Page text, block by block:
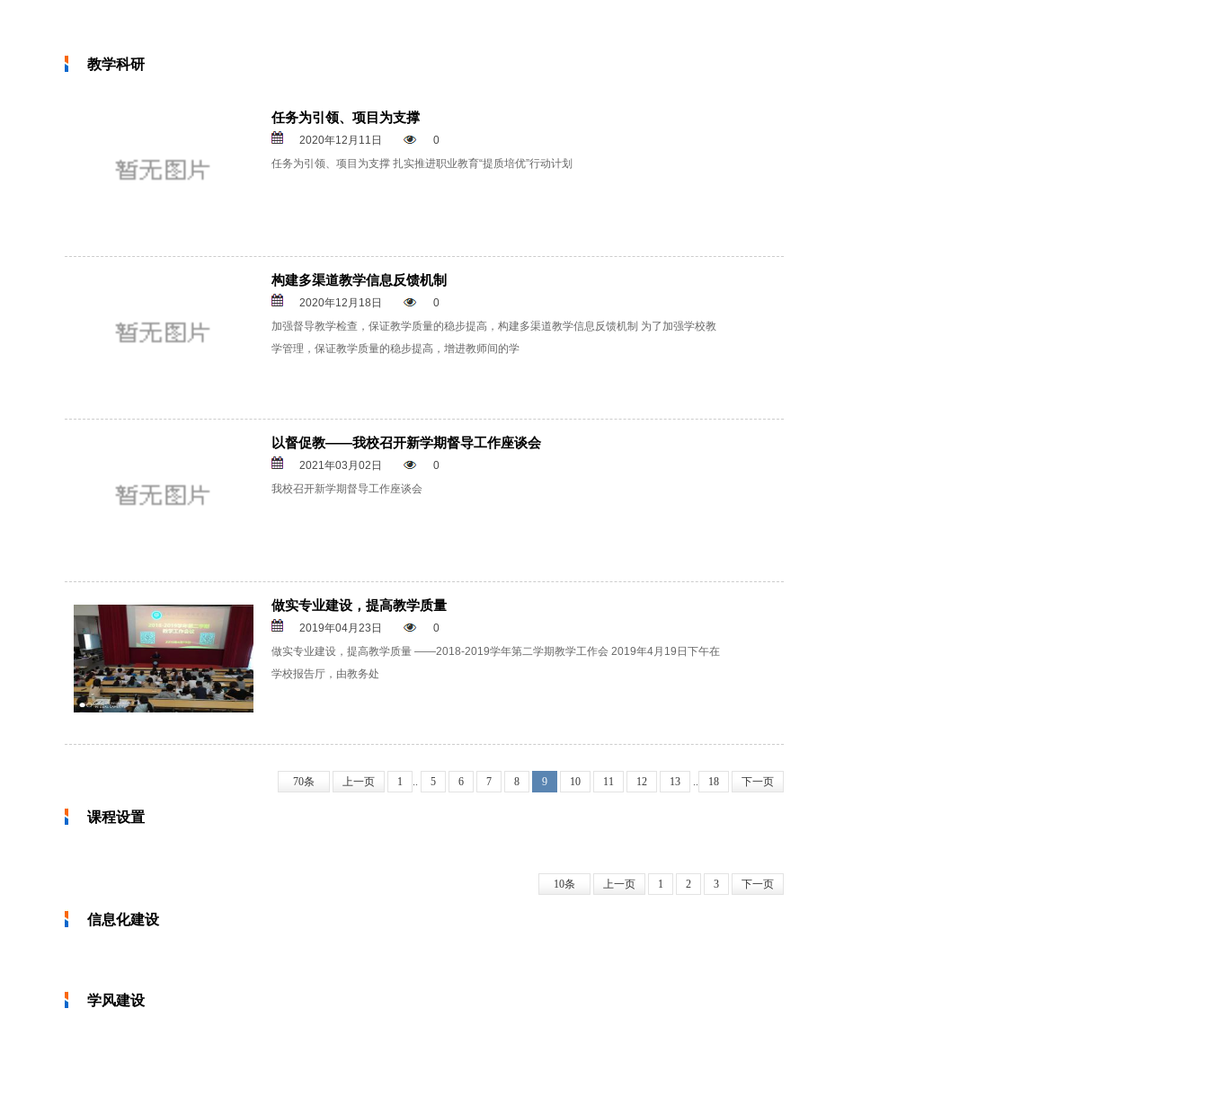
教学科研
任务为引领、项目为支撑
2020年12月11日
0
任务为引领、项目为支撑 扎实推进职业教育“提质培优”行动计划
构建多渠道教学信息反馈机制
2020年12月18日
0
加强督导教学检查，保证教学质量的稳步提高，构建多渠道教学信息反馈机制 为了加强学校教
学管理，保证教学质量的稳步提高，增进教师间的学
以督促教——我校召开新学期督导工作座谈会
2021年03月02日
0
我校召开新学期督导工作座谈会
做实专业建设，提高教学质量 ​
2019年04月23日
0
做实专业建设，提高教学质量 ——2018-2019学年第二学期教学工作会 2019年4月19日下午在
学校报告厅，由教务处
70条 上一页 1 .. 5 6 7 8 9 10 11 12 13 .. 18 下一页
课程设置
10条 上一页 1 2 3 下一页
信息化建设
学风建设